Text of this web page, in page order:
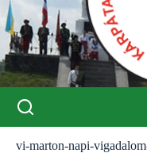
vi-marton-napi-